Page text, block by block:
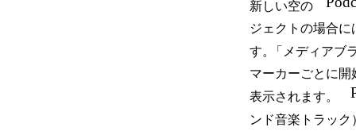
新しい空の
ジェクトの場合
す。
「メディア
マーカーごとに
表示されます。
ンド音楽トラッ